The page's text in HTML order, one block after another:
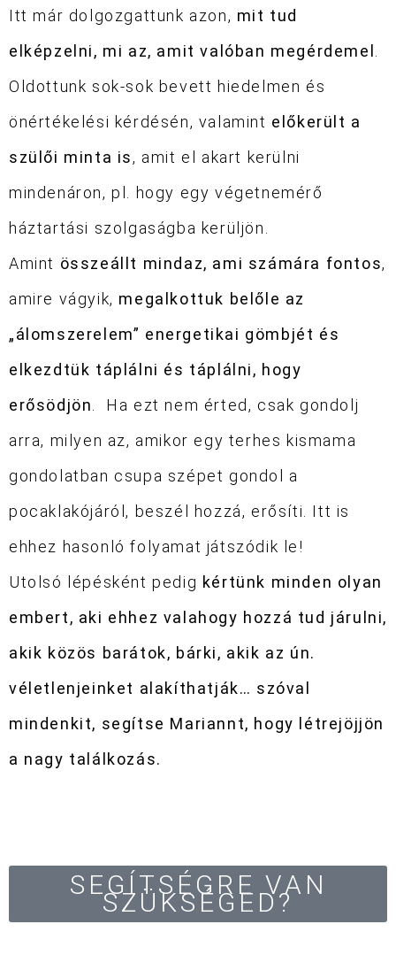
Itt már dolgozgattunk azon, mit tud
elképzelni, mi az, amit valóban megérdemel .
Oldottunk sok-sok bevett hiedelmen és
önértékelési kérdésén, valamint előkerült a
szülői minta is, amit el akart kerülni
mindenáron, pl. hogy egy végetnemérő
háztartási szolgaságba kerüljön.
Amint összeállt mindaz, ami számára fontos,
amire vágyik, megalkottuk belőle az
„álomszerelem” energetikai gömbjét és
elkezdtük táplálni és táplálni, hogy
erősödjön. Ha ezt nem érted, csak gondolj
arra, milyen az, amikor egy terhes kismama
gondolatban csupa szépet gondol a
pocaklakójáról, beszél hozzá, erősíti. Itt is
ehhez hasonló folyamat játszódik le!
Utolsó lépésként pedig kértünk minden olyan
embert, aki ehhez valahogy hozzá tud járulni,
akik közös barátok, bárki, akik az ún.
véletlenjeinket alakíthatják… szóval
mindenkit, segítse Mariannt, hogy létrejöjjön
a nagy találkozás.
SEGÍTSÉGRE VAN
SZÜKSÉGED?